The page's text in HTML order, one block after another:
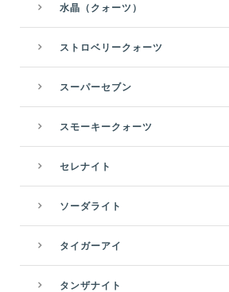
水晶（クォーツ）
ストロベリークォーツ
スーパーセブン
スモーキークォーツ
セレナイト
ソーダライト
タイガーアイ
タンザナイト